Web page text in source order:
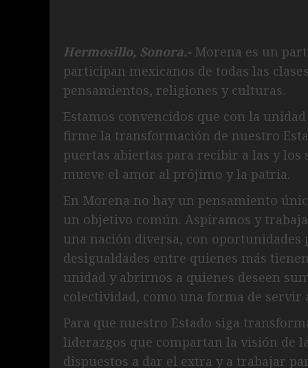
Hermosillo, Sonora.- Morena es un
participan mexicanos de todas las
pensamientos, religiones y culturas.
Estamos convencidos que con la
firme la transformación de nuestro
puertas abiertas para recibir a las y los
mueve el amor al prójimo y la patria.
En Morena no hay un pensamiento
un objetivo común. Aspiramos y
una nación diversa, con oportunidades
desigualdades entre quienes más
unidad y abrirnos a quienes deseen
colectividad, como una forma de servir
Para que nuestro Estado siga
liderazgos que compartan la visión de
dispuestos a dar el extra y a trabajar